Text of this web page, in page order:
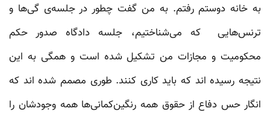
به خانه دوستم رفتم. به من گفت چطور در جلسه‌ی گی‌ها و
ترنس‌هایی که می‌شناختیم، جلسه دادگاه صدور حکم
محکومیت و مجازات من تشکیل شده است و همگی به این
نتیجه رسیده اند که باید کاری کنند. طوری مصمم شده اند که
انگار حس دفاع از حقوق همه رنگین‌کمانی‌ها همه وجودشان را